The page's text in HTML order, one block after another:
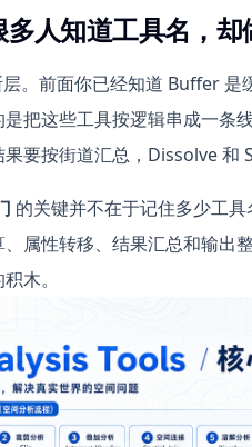
人知道工具名，
。前面你已经知道 Buffer
把这些工具按逻辑串成一条
要按街道汇总，Dissolve 和
的关键并不在于记住多少工
属性转移、结果汇总和输出整
木。